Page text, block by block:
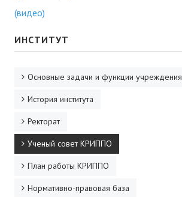
ГИА
Карта ГИА РК
ДПО
Профессиональная переподготовка
Повышение квалификации
(видео)
ИНСТИТУТ
Основные задачи и функции учреждения
История института
Ректорат
Ученый совет КРИППО
План работы КРИППО
Нормативно-правовая база